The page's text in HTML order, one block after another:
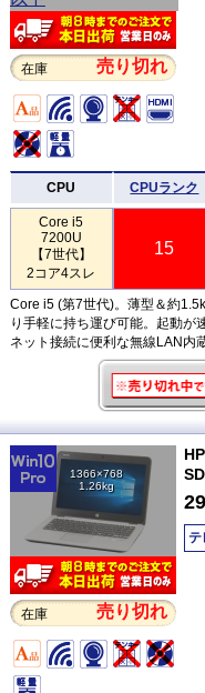
在庫 売り切れ
CPU CPUランク
Core i5
7200U
【7世代】
2コア4スレ
15
Core i5 (第7世代)。薄型＆約
り手軽に持ち運び可能。起動が
ネット接続に便利な無線LAN内
1366×768
1.26kg
在庫 売り切れ
テ